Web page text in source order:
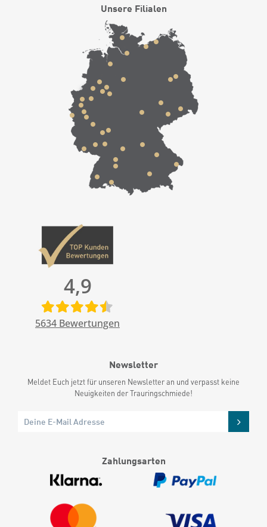
Unsere Filialen
4,9
5634 Bewertungen
Newsletter
Meldet Euch jetzt für unseren Newsletter an und verpasst keine
Neuigkeiten der Trauringschmiede!
Zahlungsarten